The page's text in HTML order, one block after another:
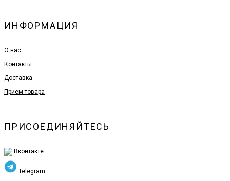
ИНФОРМАЦИЯ
О нас
Контакты
Доставка
Прием товара
ПРИСОЕДИНЯЙТЕСЬ
Вконтакте
Telegram